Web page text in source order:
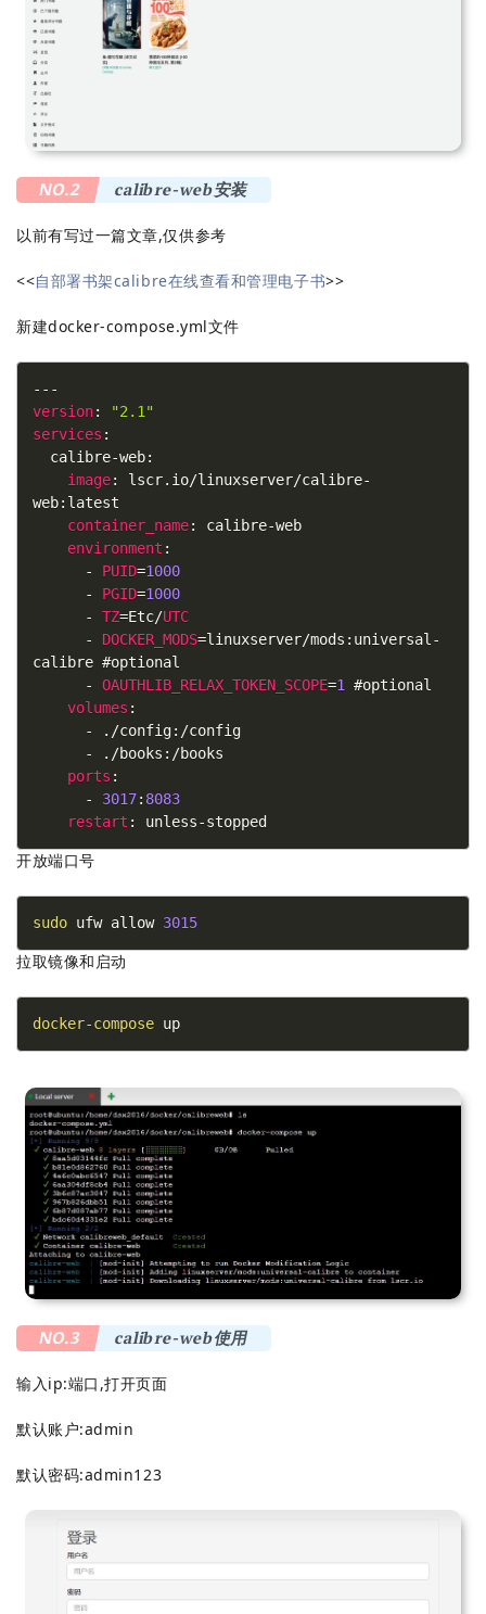
NO.2 calibre-web安装
以前有写过一篇文章,仅供参考
<<自部署书架calibre在线查看和管理电子书>>
新建docker-compose.yml文件
---
version:
"2.1"
services :
  calibre-web:
image: lscr.io/linuxserver/calibre-
web:latest
container_name: calibre-web
environment :
      -
PUID=1000
      -
PGID=1000
      -
TZ=Etc/UTC
      -
DOCKER_MODS=linuxserver/mods:universal-
calibre #optional
      -
OAUTHLIB_RELAX_TOKEN_SCOPE=1
#optional
volumes :
      - ./config:/config
      - ./books:/books
ports :
      -
3017: 8083
restart : unless-stopped
开放端口号
sudo ufw allow 3015
拉取镜像和启动
docker-compose up
NO.3 calibre-web使用
输入ip:端口,打开页面
默认账户:admin
默认密码:admin123